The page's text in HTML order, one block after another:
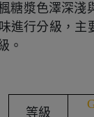
糖漿色澤深淺
進行分級，主
。
等級